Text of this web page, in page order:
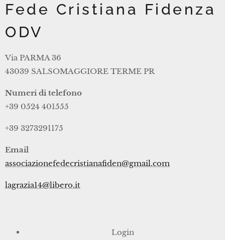
Fede Cristiana Fidenza
ODV
Via PARMA 36
43039 SALSOMAGGIORE TERME PR
Numeri di telefono
+39 0524 401555
+39 3273291175
Email
associazionefedecristianafiden@gmail.com
lagrazia14@libero.it
Login